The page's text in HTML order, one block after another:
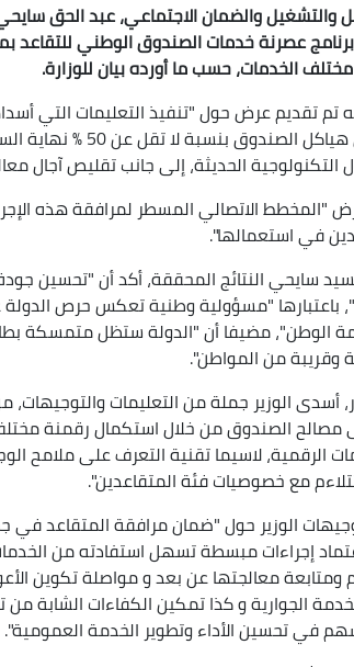
والتشغيل والضمان الاجتماعي، عبد الحق
برنامج عصرنة خدمات الصندوق الوطني
الخدمات، حسب ما أورده بيان للوزارة.
تم تقديم عرض حول "تنفيذ التعليمات التي
المواطنين إلى
التكنولوجية الحديثة، إلى جانب تقليص آجال
"المخطط الاتصالي المسطر لمرافقة هذه
في استعمالها".
سايحي النتائج المحققة، أكد أن "تحسين
باعتبارها "مسؤولية وطنية تعكس حرص الدولة
الوطن"، مضيفا أن "الدولة ستظل متمسكة
من المواطن".
أسدى الوزير جملة من التعليمات
مصالح الصندوق من خلال استكمال رقمنة
الرقمية، لاسيما تقنية التعرف على ملامح
مع خصوصيات فئة المتقاعدين".
الوزير حول "ضمان مرافقة المتقاعد
إجراءات مبسطة تسهل استفادته من
ومتابعة معالجتها عن بعد و مواصلة تكوين
الجوارية و كذا تمكين الكفاءات الشابة
في تحسين الأداء وتطوير الخدمة العمومية".